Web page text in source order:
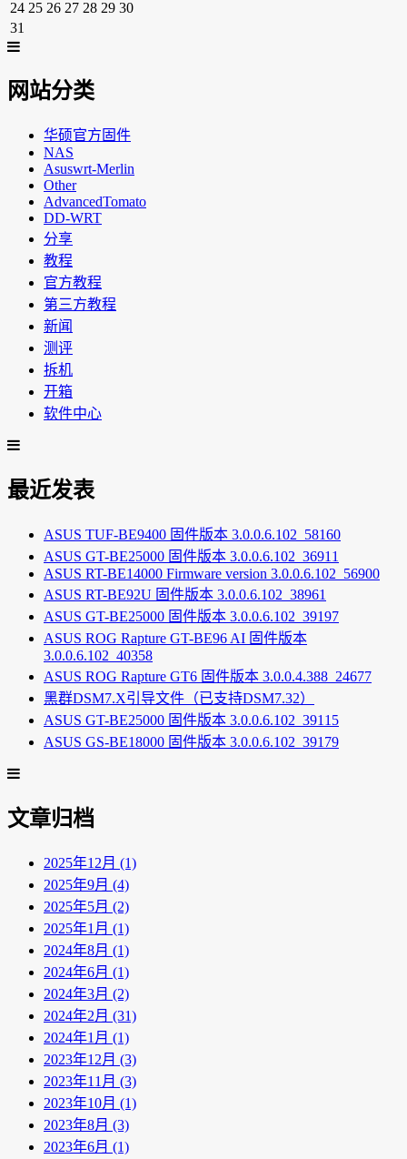
24 25 26 27 28 29 30
31
网站分类
华硕官方固件
NAS
Asuswrt-Merlin
Other
AdvancedTomato
DD-WRT
分享
教程
官方教程
第三方教程
新闻
测评
拆机
开箱
软件中心
最近发表
ASUS TUF-BE9400 固件版本 3.0.0.6.102_58160
ASUS GT-BE25000 固件版本 3.0.0.6.102_36911
ASUS RT-BE14000 Firmware version 3.0.0.6.102_56900
ASUS RT-BE92U 固件版本 3.0.0.6.102_38961
ASUS GT-BE25000 固件版本 3.0.0.6.102_39197
ASUS ROG Rapture GT-BE96 AI 固件版本
3.0.0.6.102_40358
ASUS ROG Rapture GT6 固件版本 3.0.0.4.388_24677
黑群DSM7.X引导文件（已支持DSM7.32）
ASUS GT-BE25000 固件版本 3.0.0.6.102_39115
ASUS GS-BE18000 固件版本 3.0.0.6.102_39179
文章归档
2025年12月 (1)
2025年9月 (4)
2025年5月 (2)
2025年1月 (1)
2024年8月 (1)
2024年6月 (1)
2024年3月 (2)
2024年2月 (31)
2024年1月 (1)
2023年12月 (3)
2023年11月 (3)
2023年10月 (1)
2023年8月 (3)
2023年6月 (1)